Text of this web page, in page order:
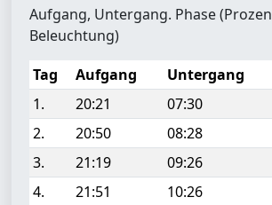
Aufgang, Untergang. Phase
Beleuchtung)
Tag
Aufgang Untergang
1.
20:21 07:30
2.
20:50 08:28
3.
21:19 09:26
4.
21:51 10:26